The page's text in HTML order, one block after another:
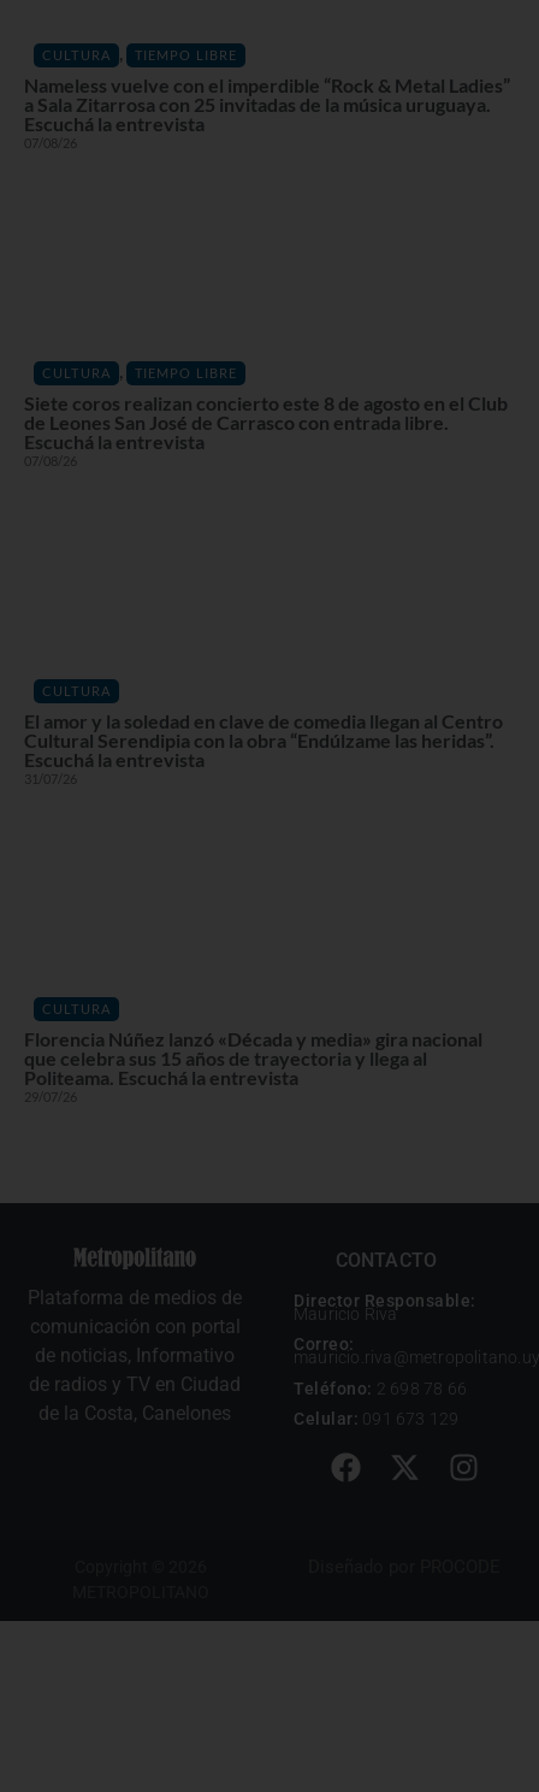
CULTURA , TIEMPO LIBRE
Nameless vuelve con el imperdible “Rock & Metal Ladies”
a Sala Zitarrosa con 25 invitadas de la música uruguaya.
Escuchá la entrevista
07/08/26
CULTURA , TIEMPO LIBRE
Siete coros realizan concierto este 8 de agosto en el Club
de Leones San José de Carrasco con entrada libre.
Escuchá la entrevista
07/08/26
CULTURA
El amor y la soledad en clave de comedia llegan al Centro
Cultural Serendipia con la obra “Endúlzame las heridas”.
Escuchá la entrevista
31/07/26
CULTURA
Florencia Núñez lanzó «Década y media» gira nacional
que celebra sus 15 años de trayectoria y llega al
Politeama. Escuchá la entrevista
29/07/26
Plataforma de medios de
comunicación con portal
de noticias, Informativo
de radios y TV en Ciudad
de la Costa, Canelones
CONTACTO
Director Responsable:
Mauricio Riva
Correo:
mauricio.riva@metropolitano.uy
Teléfono: 2 698 78 66
Celular: 091 673 129